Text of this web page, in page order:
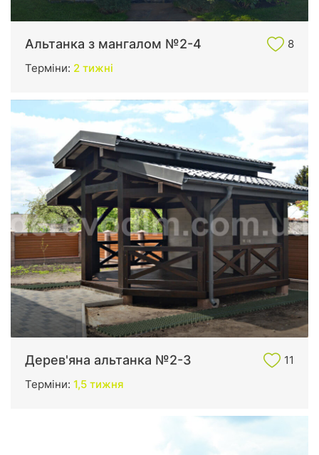
Альтанка з мангалом №2-4
8
Терміни: 2 тижні
Дерев'яна альтанка №2-3
11
Терміни: 1,5 тижня